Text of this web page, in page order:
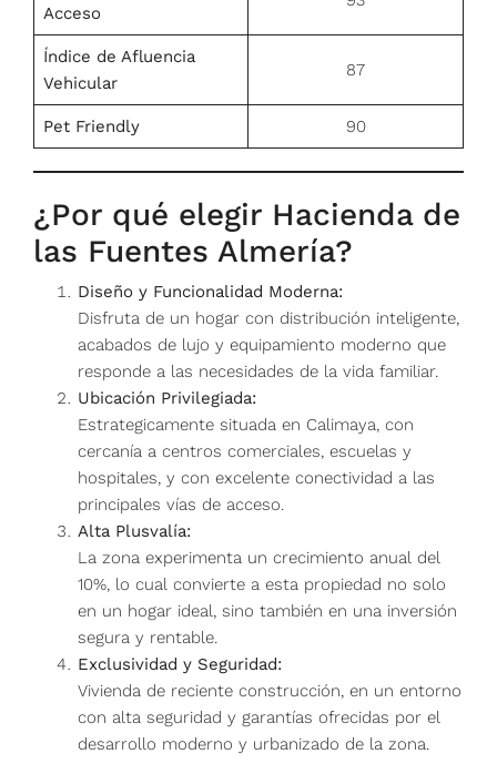
Acceso
Índice de Afluencia
Vehicular
87
Pet Friendly 90
¿Por qué elegir Hacienda de
las Fuentes Almería?
Diseño y Funcionalidad Moderna:
Disfruta de un hogar con distribución inteligente,
acabados de lujo y equipamiento moderno que
responde a las necesidades de la vida familiar.
Ubicación Privilegiada:
Estrategicamente situada en Calimaya, con
cercanía a centros comerciales, escuelas y
hospitales, y con excelente conectividad a las
principales vías de acceso.
Alta Plusvalía:
La zona experimenta un crecimiento anual del
10%, lo cual convierte a esta propiedad no solo
en un hogar ideal, sino también en una inversión
segura y rentable.
Exclusividad y Seguridad:
Vivienda de reciente construcción, en un entorno
con alta seguridad y garantías ofrecidas por el
desarrollo moderno y urbanizado de la zona.